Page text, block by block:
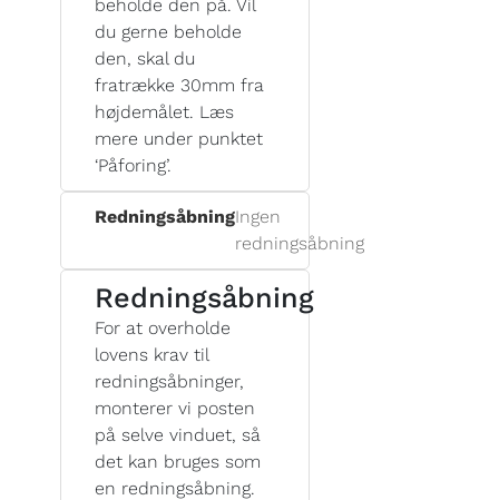
beholde den på. Vil
du gerne beholde
den, skal du
fratrække 30mm fra
højdemålet. Læs
mere under punktet
‘Påforing’.
RedningsåbningIngen
redningsåbning
Redningsåbning
For at overholde
lovens krav til
redningsåbninger,
monterer vi posten
på selve vinduet, så
det kan bruges som
en redningsåbning.